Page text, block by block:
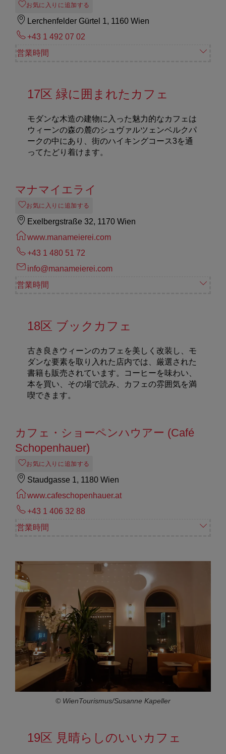
お気に入りに追加する
Lerchenfelder Gürtel 1, 1160 Wien
+43 1 492 07 02
営業時間
17区 緑に囲まれたカフェ
モダンな木造の建物に入った魅力的なカフェは
ウィーンの森の麓のシュヴァルツェンベルクパ
ークの中にあり、街のハイキングコース3を通
ってたどり着けます。
マナマイエライ
お気に入りに追加する
Exelbergstraße 32, 1170 Wien
www.manameierei.com
+43 1 480 51 72
info@manameierei.com
営業時間
18区 ブックカフェ
古き良きウィーンのカフェを美しく改装し、モ
ダンな要素を取り入れた店内では、厳選された
書籍も販売されています。コーヒーを味わい、
本を買い、その場で読み、カフェの雰囲気を満
喫できます。
カフェ・ショーペンハウアー (Café
Schopenhauer)
お気に入りに追加する
Staudgasse 1, 1180 Wien
www.cafeschopenhauer.at
+43 1 406 32 88
営業時間
© WienTourismus/Susanne Kapeller
19区 見晴らしのいいカフェ